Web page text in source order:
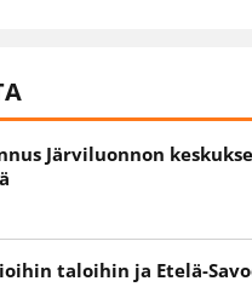
Järviluonnon
taloihin ja Etelä-